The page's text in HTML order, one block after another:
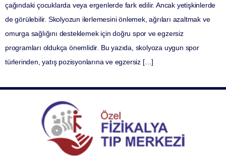
çağındaki çocuklarda veya ergenlerde fark edilir. Ancak yetişkinlerde
de görülebilir. Skolyozun ilerlemesini önlemek, ağrıları azaltmak ve
omurga sağlığını desteklemek için doğru spor ve egzersiz
programları oldukça önemlidir. Bu yazıda, skolyoza uygun spor
türlerinden, yatış pozisyonlarına ve egzersiz […]